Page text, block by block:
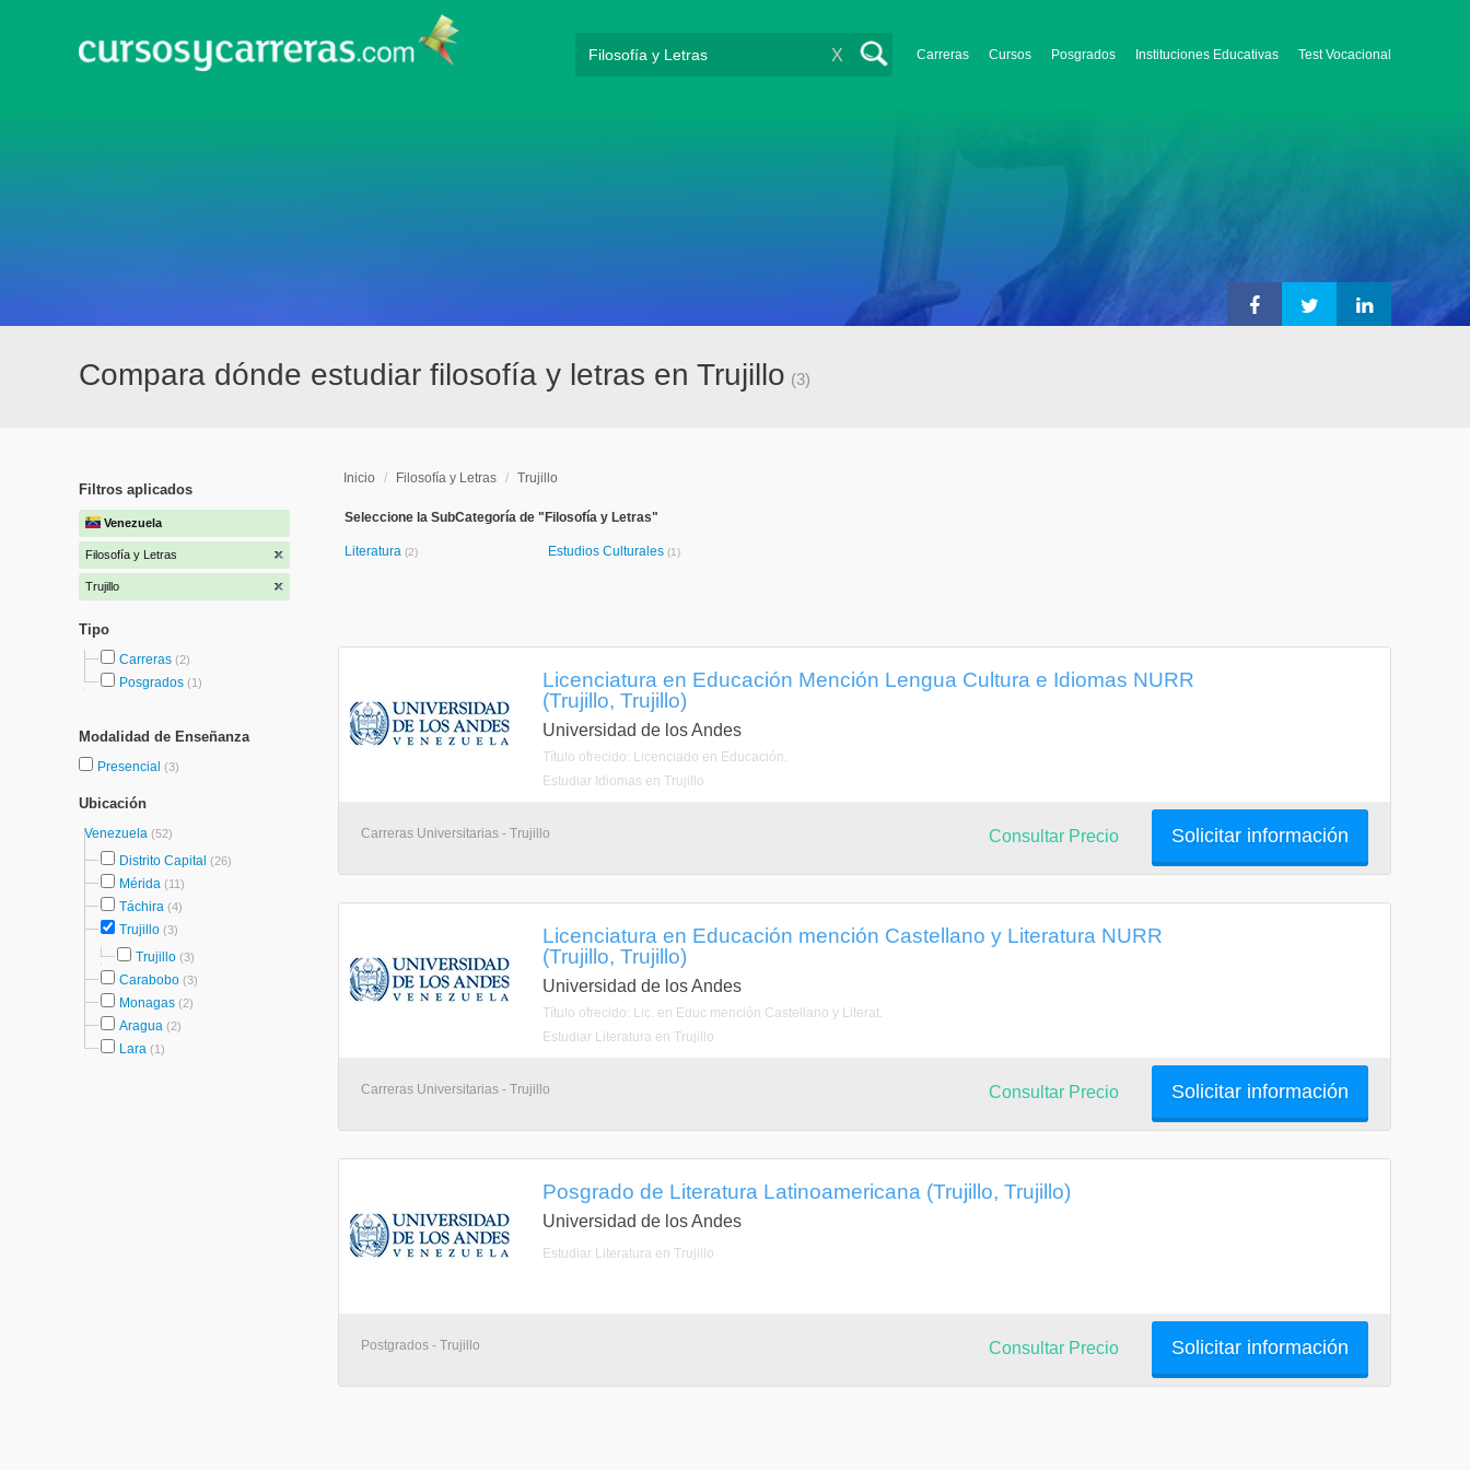
Carreras Cursos Posgrados Instituciones Educativas Test Vocacional
X
Compara dónde estudiar filosofía y letras en Trujillo (3)
Filtros aplicados
Venezuela
Filosofía y Letras
Trujillo
Tipo
Carreras (2)
Posgrados (1)
Modalidad de Enseñanza
Presencial (3)
Ubicación
Venezuela (52)
Distrito Capital (26)
Mérida (11)
Táchira (4)
Trujillo (3)
Trujillo (3)
Carabobo (3)
Monagas (2)
Aragua (2)
Lara (1)
Inicio / Filosofía y Letras / Trujillo
Seleccione la SubCategoría de "Filosofía y Letras"
Literatura (2) Estudios Culturales (1)
Licenciatura en Educación Mención Lengua Cultura e Idiomas NURR
(Trujillo, Trujillo)
Universidad de los Andes
Título ofrecido: Licenciado en Educación.
Estudiar Idiomas en Trujillo
Carreras Universitarias - Trujillo Solicitar información
Consultar Precio
Licenciatura en Educación mención Castellano y Literatura NURR
(Trujillo, Trujillo)
Universidad de los Andes
Título ofrecido: Lic. en Educ mención Castellano y Literat.
Estudiar Literatura en Trujillo
Carreras Universitarias - Trujillo Solicitar información
Consultar Precio
Posgrado de Literatura Latinoamericana (Trujillo, Trujillo)
Universidad de los Andes
Estudiar Literatura en Trujillo
Postgrados - Trujillo Solicitar información
Consultar Precio